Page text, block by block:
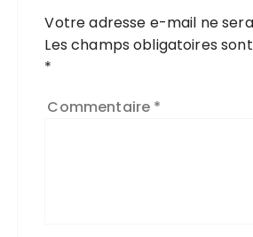
Votre adresse e-mail ne
Les champs obligatoires
*
Commentaire *